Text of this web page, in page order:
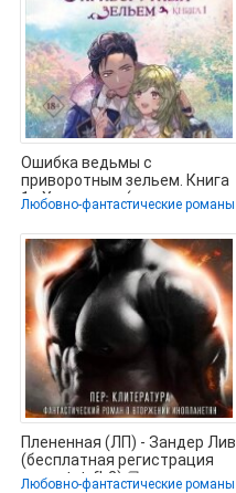
Ошибка ведьмы с
приворотным зельем. Книга
1 - Харунадон (серия книг
txt, fb2) 📗
Любовно-фантастические романы
Плененная (ЛП) - Зандер Лив
(бесплатная регистрация
книга txt, fb2) 📗
Любовно-фантастические романы